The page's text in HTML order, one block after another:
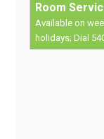
Room
Available on
holidays;Dial